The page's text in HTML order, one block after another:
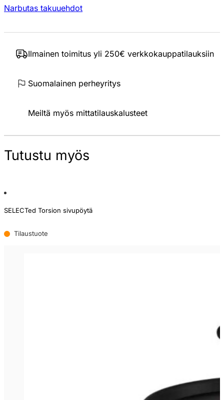
Narbutas takuuehdot
Ilmainen toimitus yli 250€ verkkokauppatilauksiin
Suomalainen perheyritys
Meiltä myös mittatilauskalusteet
Tutustu myös
SELECTed Torsion sivupöytä
Tilaustuote